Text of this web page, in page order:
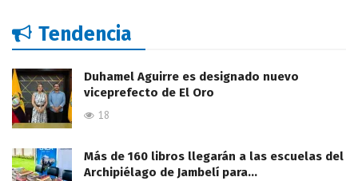
Tendencia
Duhamel Aguirre es designado nuevo
viceprefecto de El Oro
18
Más de 160 libros llegarán a las escuelas del
Archipiélago de Jambelí para…